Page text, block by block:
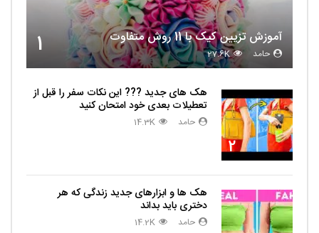
1 آموزش تزیین کیک با 11 روش متفاوت
حامد 27.6K
2
هک های جدید ??️? این نکات سفر را قبل از
تعطیلات بعدی خود امتحان کنید
حامد 14.3K
هک ها و ابزارهای جدید زندگی که هر
دختری باید بداند
حامد 14.2K